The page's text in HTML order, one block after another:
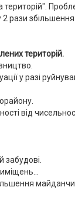
рази
територій.
у разі
від
забудові.